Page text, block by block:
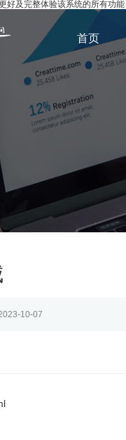
好及完整体验该系统的所有功能
首页
2023-10-07